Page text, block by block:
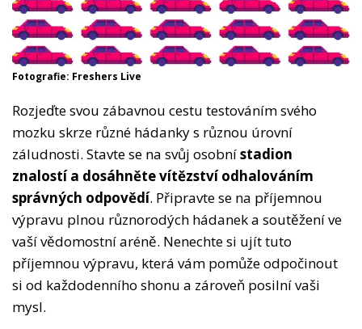
Fotografie: Freshers Live
Rozjeďte svou zábavnou cestu testováním svého
mozku skrze různé hádanky s různou úrovní
záludnosti. Stavte se na svůj osobnístadion
znalostí a dosáhněte vítězství odhalováním
správných odpovědí. Připravte se na příjemnou
výpravu plnou různorodých hádanek a soutěžení ve
vaší vědomostní aréně. Nenechte si ujít tuto
příjemnou výpravu, která vám pomůže odpočinout
si od každodenního shonu a zároveň posilní vaši
mysl.